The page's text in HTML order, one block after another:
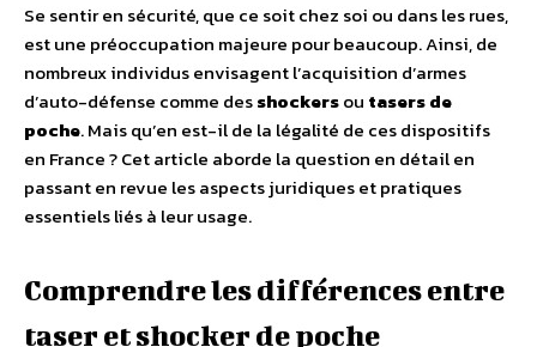
Se sentir en sécurité, que ce soit chez soi ou dans les rues,
est une préoccupation majeure pour beaucoup. Ainsi, de
nombreux individus envisagent l’acquisition d’armes
d’auto-défense comme desshockersou tasers de
poche. Mais qu’en est-il de la légalité de ces dispositifs
en France ? Cet article aborde la question en détail en
passant en revue les aspects juridiques et pratiques
essentiels liés à leur usage.
Comprendre les différences entre
taser et shocker de poche